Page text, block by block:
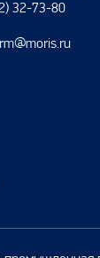
32-73-80